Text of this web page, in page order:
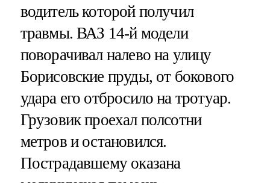
водитель которой получил
травмы. ВАЗ 14-й модели
поворачивал налево на улицу
Борисовские пруды, от бокового
удара его отбросило на тротуар.
Грузовик проехал полсотни
метров и остановился.
Пострадавшему оказана